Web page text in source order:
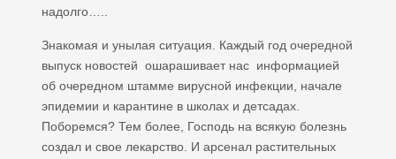
надолго…..
Знакомая и унылая ситуация. Каждый год очередной
выпуск новостей ошарашивает нас информацией
об очередном штамме вирусной инфекции, начале
эпидемии и карантине в школах и детсадах.
Поборемся? Тем более, Господь на всякую болезнь
создал и свое лекарство. И арсенал растительных